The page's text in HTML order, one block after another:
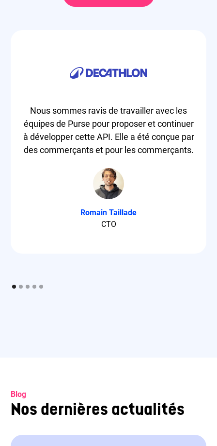
Nous sommes ravis de travailler avec les
équipes de Purse pour proposer et continuer
à développer cette API. Elle a été conçue par
des commerçants et pour les commerçants.
Romain Taillade
CTO
Blog
Nos dernières actualités